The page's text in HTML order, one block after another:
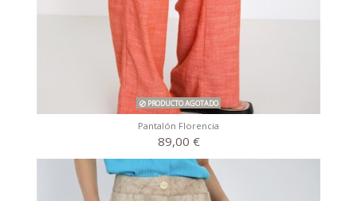
PRODUCTO AGOTADO
Pantalón Florencia
89,00 €